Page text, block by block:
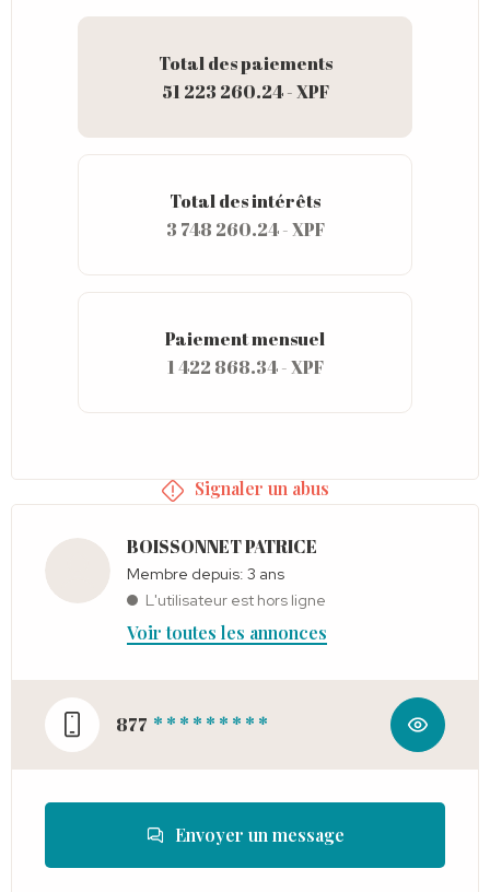
Paiement mensuel
1 422 868.34 - XPF
Total des intérêts
3 748 260.24 - XPF
Total des paiements
51 223 260.24 - XPF
Signaler un abus
BOISSONNET PATRICE
Membre depuis: 3 ans
L'utilisateur est hors ligne
Voir toutes les annonces
877 * * * * * * * * *
Envoyer un message